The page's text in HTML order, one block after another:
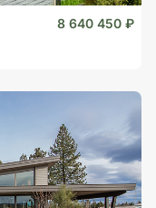
8 640 450 ₽